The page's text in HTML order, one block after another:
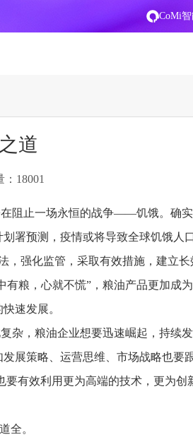
CoMi
CoMi APP
文事会一体化
专精特新
助力专精特新企业实力进阶
数智驱动，全域穿透
HR人力资源管理
道
：18001
在阻止一场永恒的战争——饥饿。确实
署预测，疫情或将导致全球饥饿人
，强化监管，采取有效措施，建立长
有粮，心就不慌”，粮油产品更加成为
速发展。
杂，粮油企业想要迅速崛起，持续发
展策略、运营思维、市场战略也要
要有效利用更为高端的技术，更为创
全。